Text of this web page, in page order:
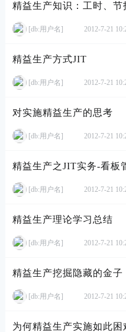
精益生产知识：工时、节
[db:用户名] 2012-7-21
精益生产方式JIT
[db:用户名] 2012-7-21
对实施精益生产的思考
[db:用户名] 2012-7-21
精益生产之JIT实务-看板
[db:用户名] 2012-7-21
精益生产理论学习总结
[db:用户名] 2012-7-21
精益生产挖掘隐藏的金子
[db:用户名] 2012-7-21
为何精益生产实施如此困